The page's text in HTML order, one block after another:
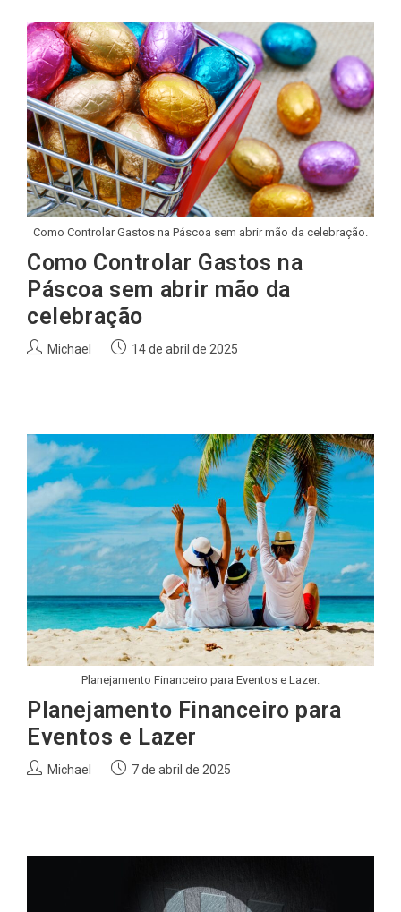
Como Controlar Gastos na Páscoa sem abrir mão da celebração.
Como Controlar Gastos na
Páscoa sem abrir mão da
celebração
AutorMichael
Post14 de abril de 2025
Planejamento Financeiro para Eventos e Lazer.
Planejamento Financeiro para
Eventos e Lazer
AutorMichael
Post7 de abril de 2025